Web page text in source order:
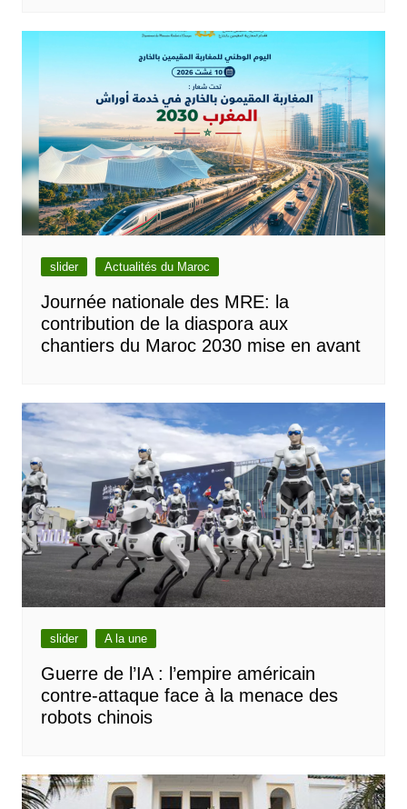
slider Actualités du Maroc
Journée nationale des MRE: la
contribution de la diaspora aux
chantiers du Maroc 2030 mise en avant
slider A la une
Guerre de l’IA : l’empire américain
contre-attaque face à la menace des
robots chinois